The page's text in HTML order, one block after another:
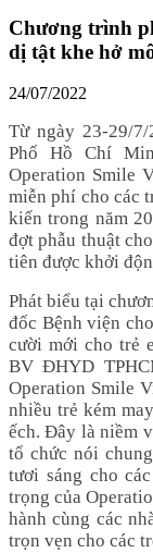
Chương trình
dị tật khe hở
24/07/2022
Từ ngày 23-29/
Phố Hồ Chí
Operation Smile
miễn phí cho các
kiến trong năm
đợt phẫu thuật
tiên được khởi
Phát biểu tại
đốc Bệnh viện
cười mới cho trẻ
BV ĐHYD
Operation Smile
nhiều trẻ kém
ếch. Đây là niềm
tổ chức nói
tươi sáng cho
trọng của
hành cùng các
trọn vẹn cho các